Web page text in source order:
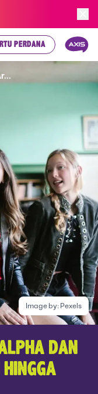
PERDANA
Image by: Pexels
DAN